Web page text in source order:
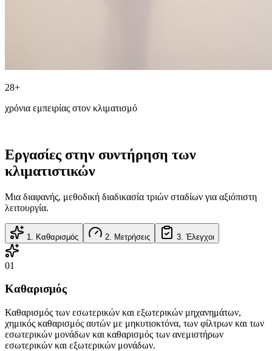
28+
χρόνια εμπειρίας στον κλιματισμό
Εργασίες στην συντήρηση των
κλιματιστικών
Μια διαφανής, μεθοδική διαδικασία τριών σταδίων για αξιόπιστη
λειτουργία.
1 Καθαρισμός 2 Μετρήσεις 3 Έλεγχοι
01
Καθαρισμός
Καθαρισμός των εσωτερικών και εξωτερικών μηχανημάτων,
χημικός καθαρισμός αυτών με μηκυτιοκτόνα, των φίλτρων και των
εσωτερικών μονάδων και καθαρισμός των ανεμιστήρων
εσωτερικών και εξωτερικών μονάδων.